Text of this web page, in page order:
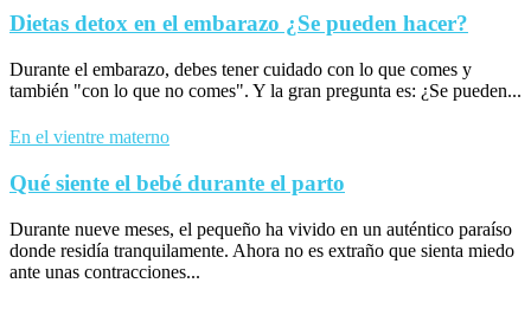
Dietas detox en el embarazo ¿Se pueden hacer?
Durante el embarazo, debes tener cuidado con lo que comes y
también "con lo que no comes". Y la gran pregunta es: ¿Se pueden...
En el vientre materno
Qué siente el bebé durante el parto
Durante nueve meses, el pequeño ha vivido en un auténtico paraíso
donde residía tranquilamente. Ahora no es extraño que sienta miedo
ante unas contracciones...